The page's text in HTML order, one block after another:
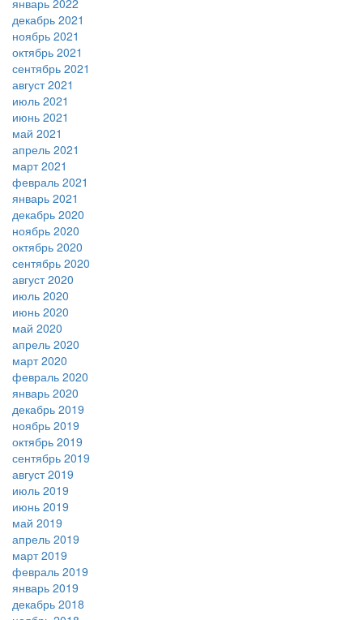
январь 2022
декабрь 2021
ноябрь 2021
октябрь 2021
сентябрь 2021
август 2021
июль 2021
июнь 2021
май 2021
апрель 2021
март 2021
февраль 2021
январь 2021
декабрь 2020
ноябрь 2020
октябрь 2020
сентябрь 2020
август 2020
июль 2020
июнь 2020
май 2020
апрель 2020
март 2020
февраль 2020
январь 2020
декабрь 2019
ноябрь 2019
октябрь 2019
сентябрь 2019
август 2019
июль 2019
июнь 2019
май 2019
апрель 2019
март 2019
февраль 2019
январь 2019
декабрь 2018